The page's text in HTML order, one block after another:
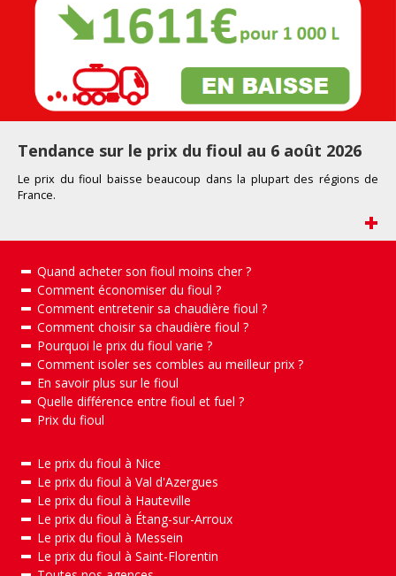
sur le prix du fioul au 6 août 2026
prix du fioulbaisse beaucoupdans la plupart des régions de
.
Quand acheter son fioul moins cher ?
Comment économiser du fioul ?
Comment entretenir sa chaudière fioul ?
Comment choisir sa chaudière fioul ?
Pourquoi le prix du fioul varie ?
Comment isoler ses combles au meilleur prix ?
En savoir plus sur le fioul
Quelle différence entre fioul et fuel ?
Prix du fioul
Le prix du fioul à Nice
Le prix du fioul à Val d'Azergues
Le prix du fioul à Hauteville
Le prix du fioul à Étang-sur-Arroux
Le prix du fioul à Messein
Le prix du fioul à Saint-Florentin